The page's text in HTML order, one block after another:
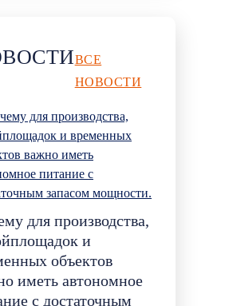
ВСЕ
НОВОСТИ
для производства,
и
объектов
иметь автономное
с достаточным